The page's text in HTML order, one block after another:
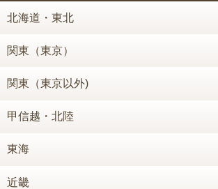
北海道・東北
関東（東京）
関東（東京以外)
甲信越・北陸
東海
近畿